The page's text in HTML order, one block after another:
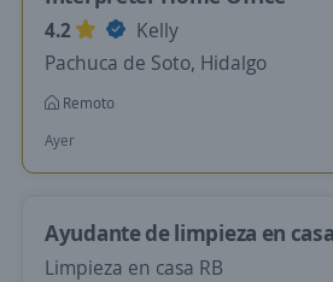
4.2
Kelly
Pachuca de Soto, Hidalgo
Remoto
Ayer
Ayudante de limpieza en casa
Limpieza en casa RB